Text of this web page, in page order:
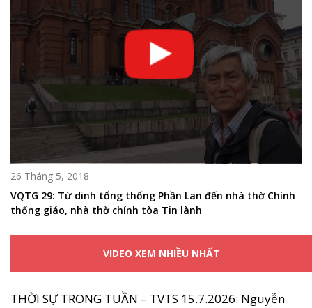
26 Tháng 5, 2018
VQTG 29: Từ dinh tổng thống Phần Lan đến nhà thờ Chính
thống giáo, nhà thờ chính tòa Tin lành
VIDEO XEM NHIỀU NHẤT
THỜI SỰ TRONG TUẦN – TVTS 15.7.2026: Nguyễn